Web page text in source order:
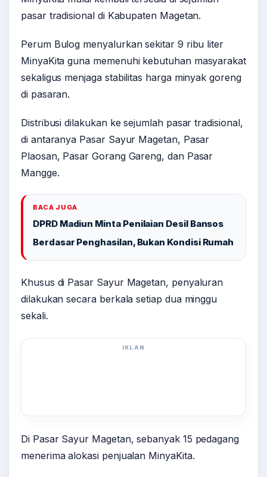
pasar tradisional di Kabupaten Magetan.
Perum Bulog menyalurkan sekitar 9 ribu liter
MinyaKita guna memenuhi kebutuhan masyarakat
sekaligus menjaga stabilitas harga minyak goreng
di pasaran.
Distribusi dilakukan ke sejumlah pasar tradisional,
di antaranya Pasar Sayur Magetan, Pasar
Plaosan, Pasar Gorang Gareng, dan Pasar
Mangge.
BACA JUGA
DPRD Madiun Minta Penilaian Desil Bansos
Berdasar Penghasilan, Bukan Kondisi Rumah
Khusus di Pasar Sayur Magetan, penyaluran
dilakukan secara berkala setiap dua minggu
sekali.
IKLAN
Di Pasar Sayur Magetan, sebanyak 15 pedagang
menerima alokasi penjualan MinyaKita.